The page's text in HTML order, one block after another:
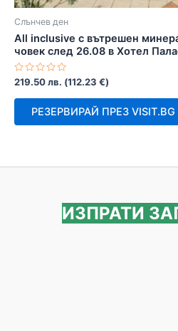
Слънчев ден
All inclusive с вътрешен
човек след 26.08 в Хотел
Оценено
с
0
219.50лв. (112.23 €)
РЕЗЕРВИРАЙ ПРЕЗ VISIT.BG
ИЗПРАТИ